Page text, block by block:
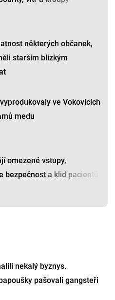
některých občanek,
starším blízkým
ve Vokovicích
medu
omezené vstupy,
bezpečnost a klid pacientů
nekalý byznys.
pašovali gangsteři